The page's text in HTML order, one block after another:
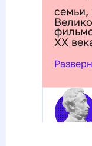
семьи,
ХХ